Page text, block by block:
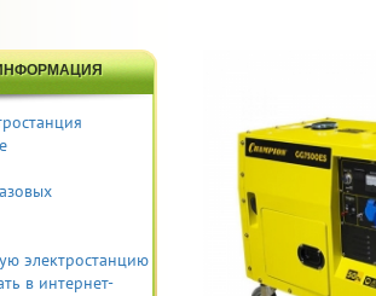
электростанцию
в интернет-